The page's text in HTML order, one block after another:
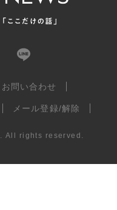
お問い合わせ
メール登録/解除
All rights reserved.